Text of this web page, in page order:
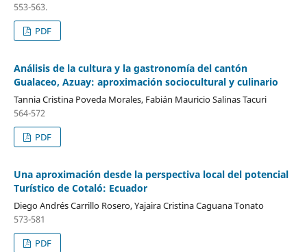
553-563.
PDF
Análisis de la cultura y la gastronomía del cantón
Gualaceo, Azuay: aproximación sociocultural y culinario
Tannia Cristina Poveda Morales, Fabián Mauricio Salinas Tacuri
564-572
PDF
Una aproximación desde la perspectiva local del potencial
Turístico de Cotaló: Ecuador
Diego Andrés Carrillo Rosero, Yajaira Cristina Caguana Tonato
573-581
PDF